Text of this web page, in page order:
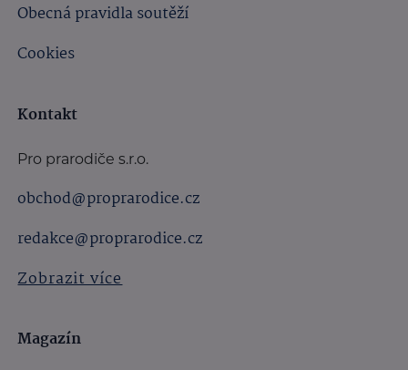
Obecná pravidla soutěží
Cookies
Kontakt
Pro prarodiče s.r.o.
obchod@proprarodice.cz
redakce@proprarodice.cz
Zobrazit více
Magazín